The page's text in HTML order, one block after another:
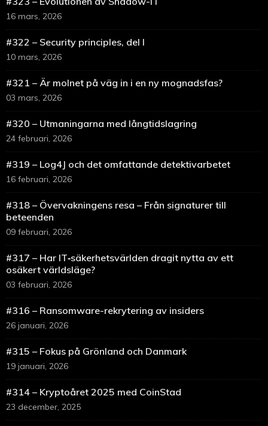
16 mars, 2026
#322 – Security principles, del I
10 mars, 2026
#321 – Är molnet på väg in i en ny mognadsfas?
03 mars, 2026
#320 – Utmaningarna med långtidslagring
24 februari, 2026
#319 – Log4J och det omfattande detektivarbetet
16 februari, 2026
#318 – Övervakningens resa – Från signaturer till
beteenden
09 februari, 2026
#317 – Har IT‑säkerhetsvärlden dragit nytta av ett
osäkert världsläge?
03 februari, 2026
#316 – Ransomware-rekrytering av insiders
26 januari, 2026
#315 – Fokus på Grönland och Danmark
19 januari, 2026
#314 – Kryptoåret 2025 med CoinStad
23 december, 2025